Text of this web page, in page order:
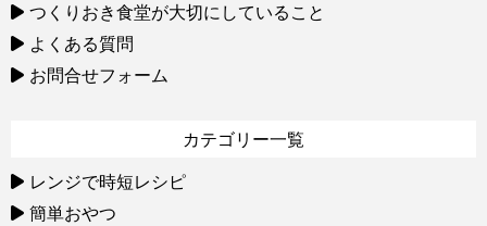
つくりおき食堂が大切にしていること
よくある質問
お問合せフォーム
カテゴリー一覧
レンジで時短レシピ
簡単おやつ